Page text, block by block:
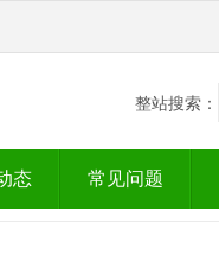
整站搜索：
态 常见问题